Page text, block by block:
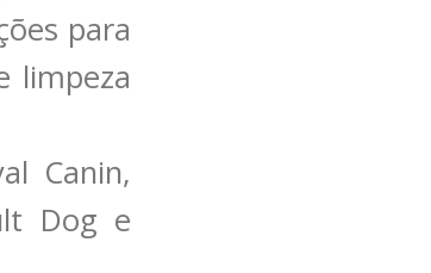
para
limpeza
Canin,
Dog e